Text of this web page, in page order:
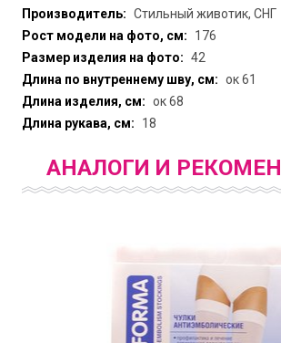
Производитель: Стильный животик, СНГ
Рост модели на фото, см:
176
Размер изделия на фото: 42
Длина по внутреннему шву, см: ок 61
Длина изделия, см: ок 68
Длина рукава, см:
18
АНАЛОГИ И